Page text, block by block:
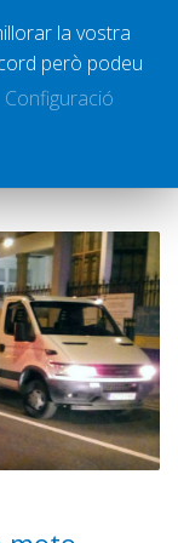
la vostra
però podeu
Configuració